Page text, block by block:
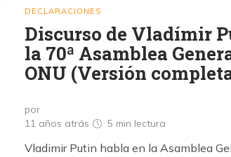
DECLARACIONES
Discurso de Vladímir
la 70ª Asamblea
ONU (Versión
por
11 años atrás
5 min lectura
Vladimir Putin habla en la Asamblea